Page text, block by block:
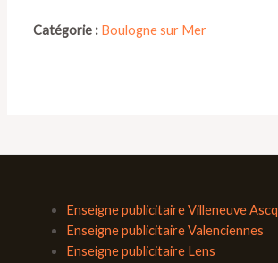
Catégorie : Boulogne sur Mer
Enseigne publicitaire Villeneuve Ascq
Enseigne publicitaire Valenciennes
Enseigne publicitaire Lens